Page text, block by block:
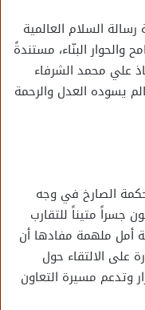
السلام العالمية
والحوار البنّاء، مستندةً
علي محمد الشرفاء
يسوده العدل والرحمة
الصارخ في وجه
جسراً متيناً للتقارب
أمل ملهمة مفادها أن
على الالتقاء حول
وتدعم مسيرة التعاون